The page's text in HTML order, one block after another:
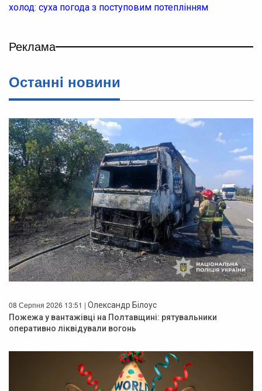
холод: суха погода з поступовим потеплінням
Реклама
Останнi новини
08 Серпня 2026 13:51 | Олександр Білоус
Пожежа у вантажівці на Полтавщині: рятувальники
оперативно ліквідували вогонь